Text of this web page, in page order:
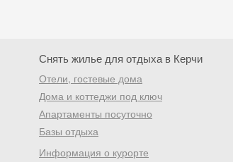
Снять жилье для отдыха в Керчи
Отели, гостевые дома
Дома и коттеджи под ключ
Апартаменты посуточно
Базы отдыха
Информация о курорте